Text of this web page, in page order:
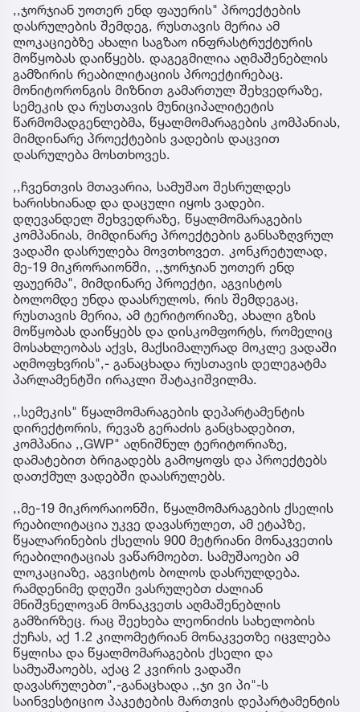
,,ჯორჯიან უოთერ ენდ ფაუერის" პროექტების
დასრულების შემდეგ, რუსთავის მერია ამ
ლოკაციებზე ახალი საგზაო ინფრასტრუქტურის
მოწყობას დაიწყებს. დაგეგმილია აღმაშენებლის
გამზირის რეაბილიტაციის პროექტირებაც.
მონიტორონგის მიზნით გამართულ შეხვედრაზე,
სემეკის და რუსთავის მუნიციპალიტეტის
წარმომადგენლებმა, წყალმომარაგების კომპანიას,
მიმდინარე პროექტების ვადების დაცვით
დასრულება მოსთხოვეს.
,,ჩვენთვის მთავარია, სამუშაო შესრულდეს
ხარისხიანად და დაცული იყოს ვადები.
დღევანდელ შეხვედრაზე, წყალმომარაგების
კომპანიას, მიმდინარე პროექტების განსაზღვრულ
ვადაში დასრულება მოვთხოვეთ. კონკრეტულად,
მე-19 მიკრორაიონში, ,,ჯორჯიან უოთერ ენდ
ფაუერმა", მიმდინარე პროექტი, აგვისტოს
ბოლომდე უნდა დაასრულოს, რის შემდეგაც,
რუსთავის მერია, ამ ტერიტორიაზე, ახალი გზის
მოწყობას დაიწყებს და დისკომფორტს, რომელიც
მოსახლეობას აქვს, მაქსიმალურად მოკლე ვადაში
აღმოფხვრის",- განაცხადა რუსთავის დელეგატმა
პარლამენტში ირაკლი შატაკიშვილმა.
,,სემეკის" წყალმომარაგების დეპარტამენტის
დირექტორის, რევაზ გერაძის განცხადებით,
კომპანია ,,GWP" აღნიშნულ ტერიტორიაზე,
დამატებით ბრიგადებს გამოყოფს და პროექტებს
დათქმულ ვადებში დაასრულებს.
,,მე-19 მიკრორაიონში, წყალმომარაგების ქსელის
რეაბილიტაცია უკვე დავასრულეთ, ამ ეტაპზე,
წყალარინების ქსელის 900 მეტრიანი მონაკვეთის
რეაბილიტაციას ვაწარმოებთ. სამუშაოები ამ
ლოკაციაზე, აგვისტოს ბოლოს დასრულდება.
რამდენიმე დღეში ვასრულებთ ძალიან
მნიშვნელოვან მონაკვეთს აღმაშენებლის
გამზირზეც. რაც შეეხება ლეონიძის სახელობის
ქუჩას, აქ 1.2 კილომეტრიან მონაკვეთზე იცვლება
წყლისა და წყალმომარაგების ქსელი და
სამუაშაოებს, აქაც 2 კვირის ვადაში
დავასრულებთ",-განაცხადა ,,ჯი ვი პი"-ს
საინვესტიციო პაკეტების მართვის დეპარტამენტის